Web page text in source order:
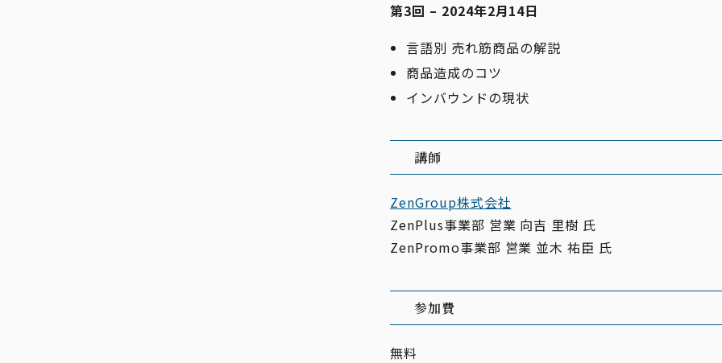
第3回 – 2024年2月14日
⾔語別 売れ筋商品の解説
商品造成のコツ
インバウンドの現状
講師
ZenGroup株式会社
ZenPlus事業部 営業 向吉 ⾥樹 ⽒
ZenPromo事業部 営業 並⽊ 祐⾂ ⽒
参加費
無料